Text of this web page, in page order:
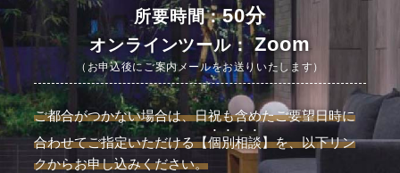
所要時間：50分
オンラインツール：Zoom
（お申込後にご案内メールをお送りいたします）
ご都合がつかない場合は、日祝も含めたご要望日時に
合わせてご指定いただける【個別相談】を、以下リン
クからお申し込みください。